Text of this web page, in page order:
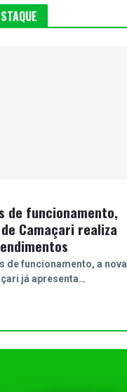
de funcionamento,
Camaçari realiza
de funcionamento, a nova
já apresenta…